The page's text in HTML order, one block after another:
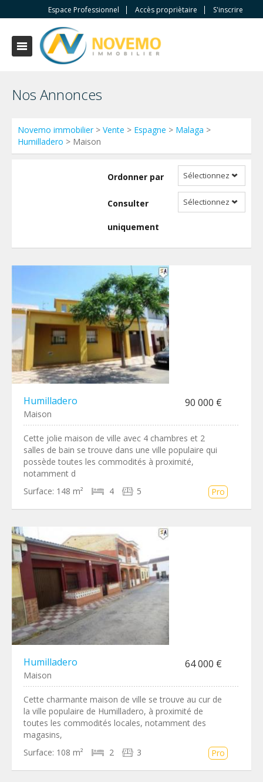
Espace Professionnel Accès propriètaire S'inscrire
Nos Annonces
Novemo immobilier> Vente > Espagne > Malaga >
Humilladero > Maison
Ordonner par Sélectionnez
Consulter
uniquement
Sélectionnez
Humilladero 90 000 €
Maison
Cette jolie maison de ville avec 4 chambres et 2
salles de bain se trouve dans une ville populaire qui
possède toutes les commodités à proximité,
notamment d
Surface: 148 m² 4 5 Pro
Humilladero 64 000 €
Maison
Cette charmante maison de ville se trouve au cur de
la ville populaire de Humilladero, à proximité de
toutes les commodités locales, notamment des
magasins,
Surface: 108 m² 2 3 Pro